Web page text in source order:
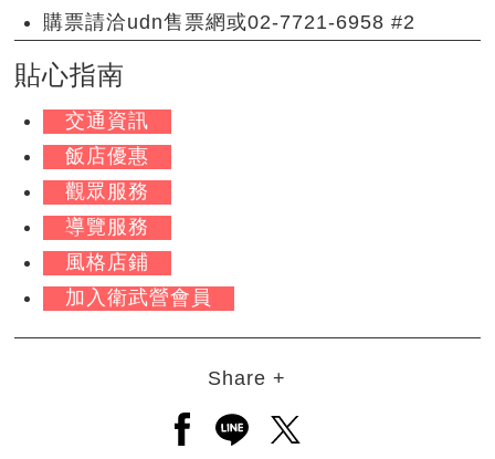
購票請洽udn售票網或02-7721-6958 #2
貼心指南
交通資訊
飯店優惠
觀眾服務
導覽服務
風格店鋪
加入衛武營會員
Share +
另開新視窗分享至facebook
另開新視窗分享至line
另開新視窗分享至